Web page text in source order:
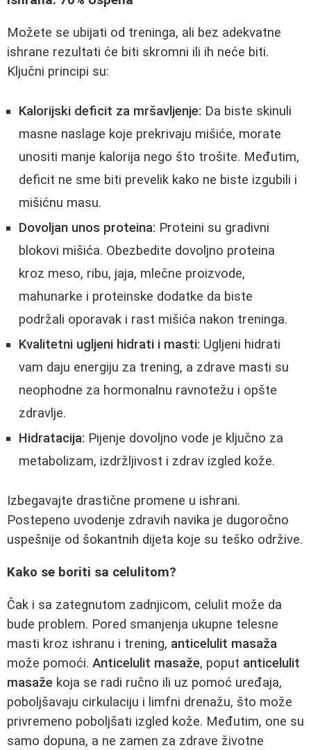
Možete se ubijati od treninga, ali bez adekvatne
ishrane rezultati će biti skromni ili ih neće biti.
Ključni principi su:
Kalorijski deficit za mršavljenje: Da biste skinuli
masne naslage koje prekrivaju mišiće, morate
unositi manje kalorija nego što trošite. Međutim,
deficit ne sme biti prevelik kako ne biste izgubili i
mišićnu masu.
Dovoljan unos proteina: Proteini su gradivni
blokovi mišića. Obezbedite dovoljno proteina
kroz meso, ribu, jaja, mlečne proizvode,
mahunarke i proteinske dodatke da biste
podržali oporavak i rast mišića nakon treninga.
Kvalitetni ugljeni hidrati i masti: Ugljeni hidrati
vam daju energiju za trening, a zdrave masti su
neophodne za hormonalnu ravnotežu i opšte
zdravlje.
Hidratacija: Pijenje dovoljno vode je ključno za
metabolizam, izdržljivost i zdrav izgled kože.
Izbegavajte drastične promene u ishrani.
Postepeno uvodenje zdravih navika je dugoročno
uspešnije od šokantnih dijeta koje su teško održive.
Kako se boriti sa celulitom?
Čak i sa zategnutom zadnjicom, celulit može da
bude problem. Pored smanjenja ukupne telesne
masti kroz ishranu i trening, anticelulit masaža
može pomoći. Anticelulit masaže, poput anticelulit
masaže koja se radi ručno ili uz pomoć uređaja,
poboljšavaju cirkulaciju i limfni drenažu, što može
privremeno poboljšati izgled kože. Međutim, one su
samo dopuna, a ne zamen za zdrave životne